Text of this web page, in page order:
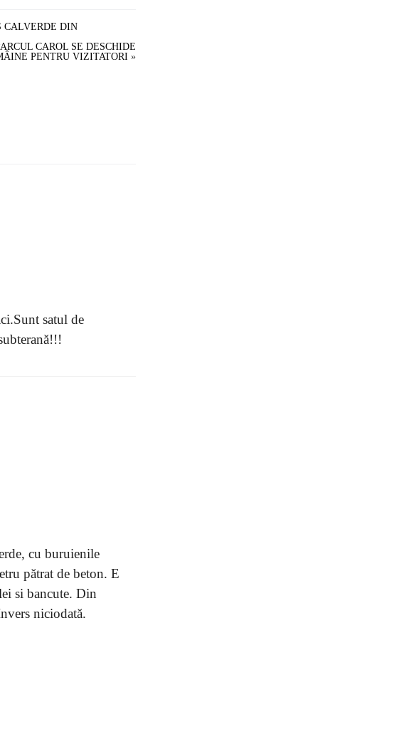
CALVERDE DIN
CAROL SE DESCHIDE
PENTRU VIZITATORI »
satul de
cu buruienile
pătrat de beton. E
si bancute. Din
niciodată.